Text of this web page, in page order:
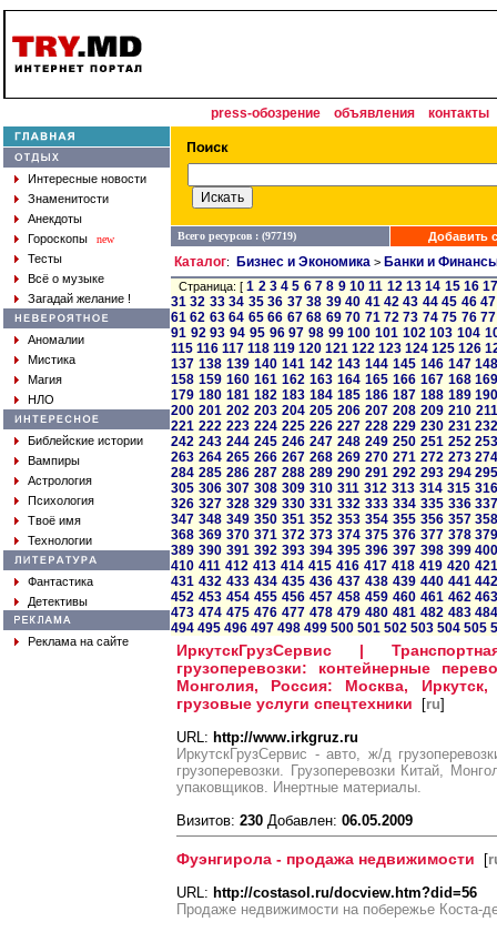
press-обозрение объявления контакты
Интересные новости
Знаменитости
Анекдоты
Гороскопы
new
Тесты
Всё о музыке
Загадай желание !
Аномалии
Мистика
Магия
НЛО
Библейские истории
Вампиры
Астрология
Психология
Твоё имя
Технологии
Фантастика
Детективы
Реклама на сайте
Всего ресурсов : (97719) Добавить
Каталог: Бизнес и Экономика > Банки и
Страница: [1 2 3 4 5 6 7 8 9 10 11 12 13 14 15 16
31 32 33 34 35 36 37 38 39 40 41 42 43 44 45 46 47
61 62 63 64 65 66 67 68 69 70 71 72 73 74 75 76 77
91 92 93 94 95 96 97 98 99 100 101 102 103 104
115 116 117 118 119 120 121 122 123 124 125 126
137 138 139 140 141 142 143 144 145 146 147
158 159 160 161 162 163 164 165 166 167 168
179 180 181 182 183 184 185 186 187 188 189
200 201 202 203 204 205 206 207 208 209 210 211
221 222 223 224 225 226 227 228 229 230 231
242 243 244 245 246 247 248 249 250 251 252
263 264 265 266 267 268 269 270 271 272 273
284 285 286 287 288 289 290 291 292 293 294
305 306 307 308 309 310 311 312 313 314 315 316
326 327 328 329 330 331 332 333 334 335 336
347 348 349 350 351 352 353 354 355 356 357
368 369 370 371 372 373 374 375 376 377 378
389 390 391 392 393 394 395 396 397 398 399
410 411 412 413 414 415 416 417 418 419 420 421
431 432 433 434 435 436 437 438 439 440 441
452 453 454 455 456 457 458 459 460 461 462
473 474 475 476 477 478 479 480 481 482 483
494 495 496 497 498 499 500 501 502 503 504 505
ИркутскГрузСервис |
грузоперевозки: контейнерные
Монголия, Россия: Москва, Иркутск,
грузовые услуги спецтехники [ru]
URL: http://www.irkgruz.ru
ИркутскГрузСервис - авто, ж/д
грузоперевозки. Грузоперевозки Китай,
упаковщиков. Инертные материалы.
Визитов: 230 Добавлен: 06.05.2009
Фуэнгирола - продажа недвижимости [
URL: http://costasol.ru/docview.htm?did=56
Продаже недвижимости на побережье Коста-